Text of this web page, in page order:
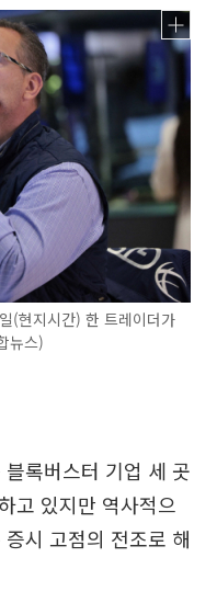
(현지시간) 한 트레이더가
뉴스)
블록버스터 기업 세 곳
고 있지만 역사적으
시 고점의 전조로 해